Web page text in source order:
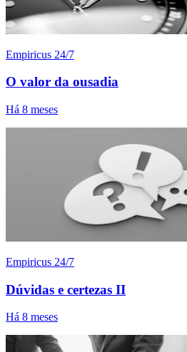
Empiricus 24/7
O valor da ousadia
Há 8 meses
Empiricus 24/7
Dúvidas e certezas II
Há 8 meses